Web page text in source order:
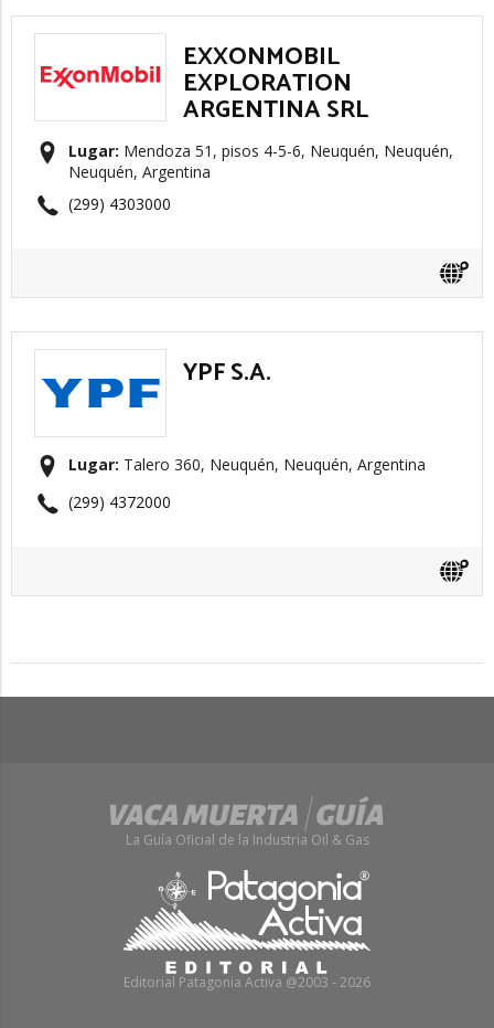
EXXONMOBIL
EXPLORATION
ARGENTINA SRL
Lugar: Mendoza 51, pisos 4-5-6, Neuquén, Neuquén,
Neuquén, Argentina
(299) 4303000
YPF S.A.
Lugar: Talero 360, Neuquén, Neuquén, Argentina
(299) 4372000
La Guía Oficial de la Industria Oil & Gas
Editorial Patagonia Activa @2003 - 2026